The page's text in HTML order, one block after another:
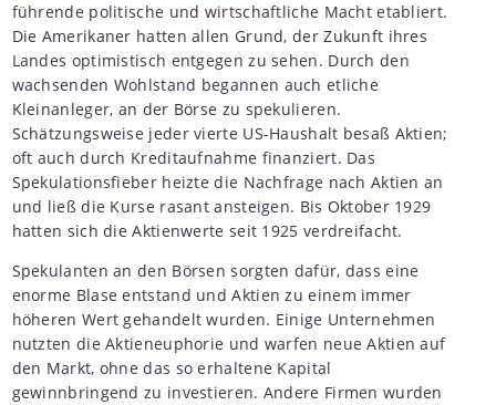
führende politische und wirtschaftliche Macht etabliert.
Die Amerikaner hatten allen Grund, der Zukunft ihres
Landes optimistisch entgegen zu sehen. Durch den
wachsenden Wohlstand begannen auch etliche
Kleinanleger, an der Börse zu spekulieren.
Schätzungsweise jeder vierte US-Haushalt besaß Aktien;
oft auch durch Kreditaufnahme finanziert. Das
Spekulationsfieber heizte die Nachfrage nach Aktien an
und ließ die Kurse rasant ansteigen. Bis Oktober 1929
hatten sich die Aktienwerte seit 1925 verdreifacht.
Spekulanten an den Börsen sorgten dafür, dass eine
enorme Blase entstand und Aktien zu einem immer
höheren Wert gehandelt wurden. Einige Unternehmen
nutzten die Aktieneuphorie und warfen neue Aktien auf
den Markt, ohne das so erhaltene Kapital
gewinnbringend zu investieren. Andere Firmen wurden